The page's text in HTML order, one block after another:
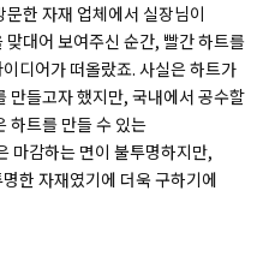
한 자재 업체에서 실장님이
대어 보여주신 순간, 빨간 하트를
디어가 떠올랐죠. 사실은 하트가
만들고자 했지만, 국내에서 공수할
하트를 만들 수 있는
마감하는 면이 불투명하지만,
한 자재였기에 더욱 구하기에